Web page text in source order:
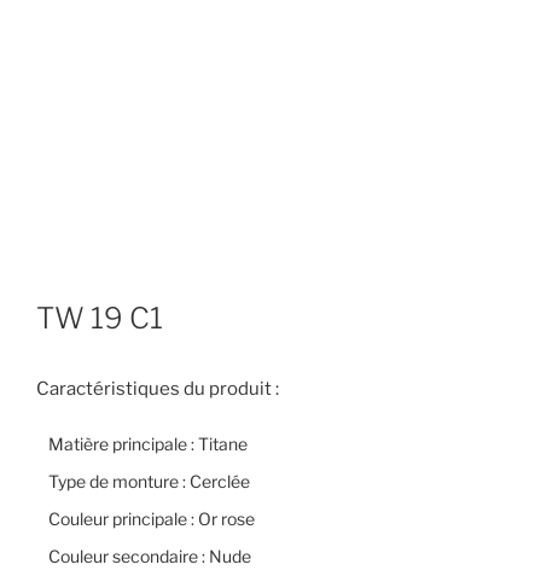
TW 19 C1
Caractéristiques du produit :
Matière principale : Titane
Type de monture : Cerclée
Couleur principale : Or rose
Couleur secondaire : Nude